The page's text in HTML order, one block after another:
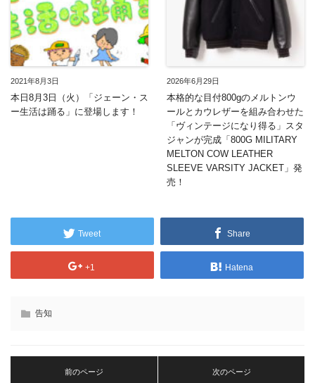
2021年8月3日
本日8月3日（火）「ジェーン・ス
ー生活は踊る」に登場します！
2026年6月29日
本格的な目付800gのメルトンウ
ールとカウレザーを組み合わせた
「ヴィンテージになり得る」スタ
ジャンが完成「800G MILITARY
MELTON COW LEATHER
SLEEVE VARSITY JACKET」発
売！
Tweet Share
+1 Hatena
告知
前のページ 次のページ